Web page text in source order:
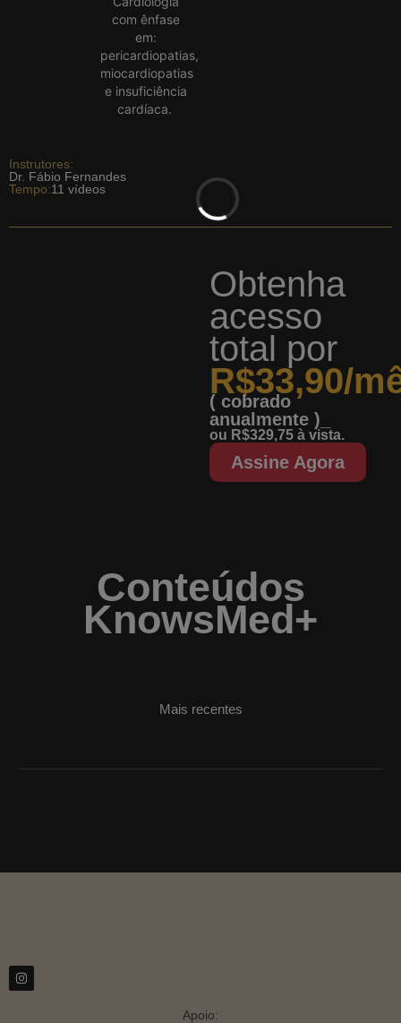
com ênfase
em:
pericardiopatias,
miocardiopatias
e insuficiência
cardíaca.
Instrutores:
Dr. Fábio Fernandes
Tempo:11 vídeos
Obtenha
acesso
total por
R$33,90/
( cobrado
anualmente )_
ou R$329,75 à vista.
Assine Agora
Conteúdos
KnowsMed+
Mais recentes
Apoio: